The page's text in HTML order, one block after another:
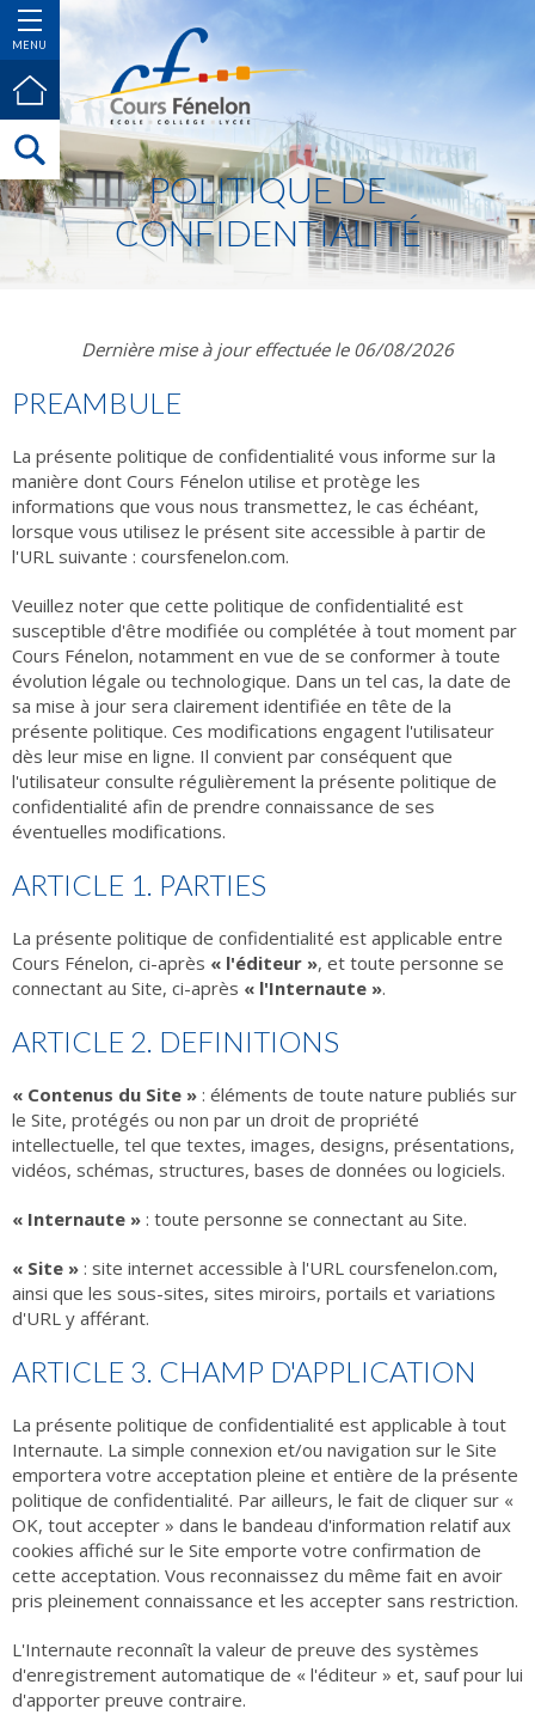
MENU
POLITIQUE DE
CONFIDENTIALITÉ
Dernière mise à jour effectuée le 06/08/2026
PREAMBULE
La présente politique de confidentialité vous informe sur la
manière dont Cours Fénelon utilise et protège les
informations que vous nous transmettez, le cas échéant,
lorsque vous utilisez le présent site accessible à partir de
l'URL suivante : coursfenelon.com.
Veuillez noter que cette politique de confidentialité est
susceptible d'être modifiée ou complétée à tout moment par
Cours Fénelon, notamment en vue de se conformer à toute
évolution légale ou technologique. Dans un tel cas, la date de
sa mise à jour sera clairement identifiée en tête de la
présente politique. Ces modifications engagent l'utilisateur
dès leur mise en ligne. Il convient par conséquent que
l'utilisateur consulte régulièrement la présente politique de
confidentialité afin de prendre connaissance de ses
éventuelles modifications.
ARTICLE 1. PARTIES
La présente politique de confidentialité est applicable entre
Cours Fénelon, ci-après « l'éditeur », et toute personne se
connectant au Site, ci-après « l'Internaute ».
ARTICLE 2. DEFINITIONS
« Contenus du Site » : éléments de toute nature publiés sur
le Site, protégés ou non par un droit de propriété
intellectuelle, tel que textes, images, designs, présentations,
vidéos, schémas, structures, bases de données ou logiciels.
« Internaute » : toute personne se connectant au Site.
« Site » : site internet accessible à l'URL coursfenelon.com,
ainsi que les sous-sites, sites miroirs, portails et variations
d'URL y afférant.
ARTICLE 3. CHAMP D'APPLICATION
La présente politique de confidentialité est applicable à tout
Internaute. La simple connexion et/ou navigation sur le Site
emportera votre acceptation pleine et entière de la présente
politique de confidentialité. Par ailleurs, le fait de cliquer sur «
OK, tout accepter » dans le bandeau d'information relatif aux
cookies affiché sur le Site emporte votre confirmation de
cette acceptation. Vous reconnaissez du même fait en avoir
pris pleinement connaissance et les accepter sans restriction.
L'Internaute reconnaît la valeur de preuve des systèmes
d'enregistrement automatique de « l'éditeur » et, sauf pour lui
d'apporter preuve contraire.